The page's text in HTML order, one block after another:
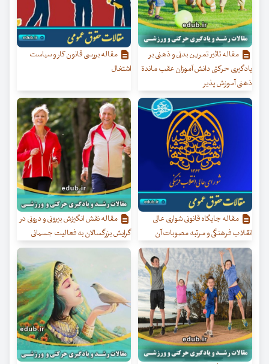
مقاله تاثیر تمرین بدنی و ذهنی بر
یادگیری حرکتی دانش آموزان عقب ماندة
ذهنی آموزش پذیر
مقاله بررسی قانون کار و سیاست
اشتغال
مقاله جایگاه قانونی شواری عالی
انقلاب فرهنگی و مرتبه مصوبات آن
مقاله نقش انگیزش بیرونی و درونی در
گرایش بزرگسالان به فعالیت جسمانی